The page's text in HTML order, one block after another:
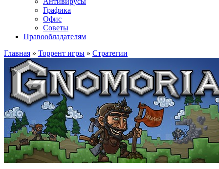
Графика
Офис
Советы
Правообладателям
Главная » Торрент игры » Стратегии